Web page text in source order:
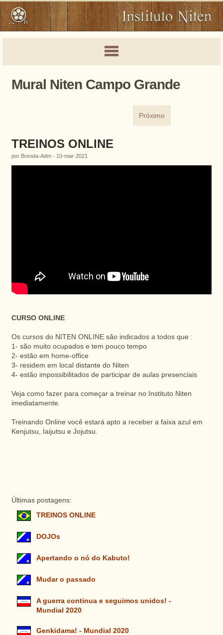
Mural Niten Campo Grande
Próximo
TREINOS ONLINE
por Brenda-Adm - 10-mar-2021
CURSO ONLINE
Os cursos do NITEN ONLINE são indicados a todos que :
1- são muito ocupados e tem pouco tempo
2- estão em home-office
3- residem em local distante do Niten
4- estão impossibilitados de participar de aulas presenciais
Veja como fazer para começar a treinar no Instituto Niten
imediatamente.
Treinando Online você estará apto a receber a faixa azul em
Kenjutsu, Iaijutsu e Jojutsu.
Últimas postagens:
TREINOS ONLINE
DOJOs
Apertando o nó do Kabuto!
Mudar o passado
A guerra continua e seguimos unidos! -
Mundial 2020
Genkidama! - Mundial 2020